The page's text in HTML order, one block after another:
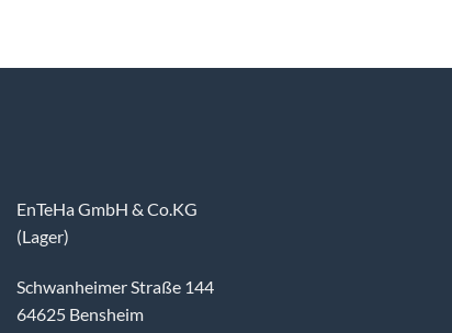
EnTeHa GmbH & Co.KG
(Lager)
Schwanheimer Straße 144
64625 Bensheim